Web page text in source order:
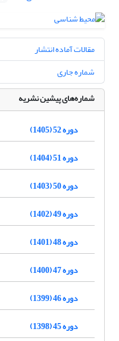
مقالات آماده انتشار
شماره جاری
شماره‌های پیشین نشریه
دوره 52 (1405)
دوره 51 (1404)
دوره 50 (1403)
دوره 49 (1402)
دوره 48 (1401)
دوره 47 (1400)
دوره 46 (1399)
دوره 45 (1398)